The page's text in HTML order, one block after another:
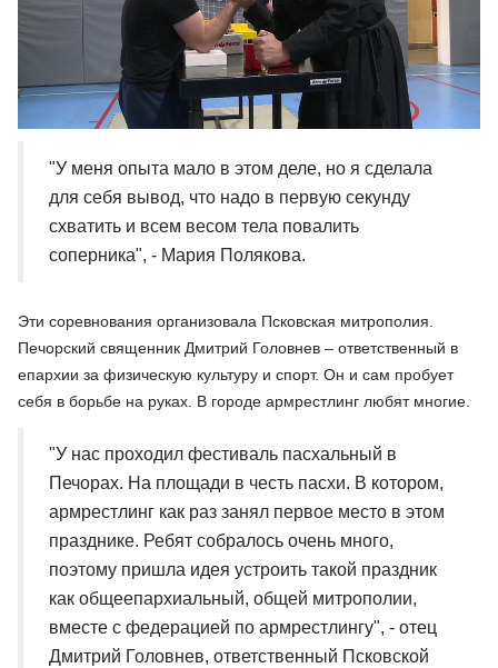
"У меня опыта мало в этом деле, но я сделала
для себя вывод, что надо в первую секунду
схватить и всем весом тела повалить
соперника", - Мария Полякова.
Эти соревнования организовала Псковская митрополия.
Печорский священник Дмитрий Головнев – ответственный в
епархии за физическую культуру и спорт. Он и сам пробует
себя в борьбе на руках. В городе армрестлинг любят многие.
"У нас проходил фестиваль пасхальный в
Печорах. На площади в честь пасхи. В котором,
армрестлинг как раз занял первое место в этом
празднике. Ребят собралось очень много,
поэтому пришла идея устроить такой праздник
как общеепархиальный, общей митрополии,
вместе с федерацией по армрестлингу", - отец
Дмитрий Головнев, ответственный Псковской